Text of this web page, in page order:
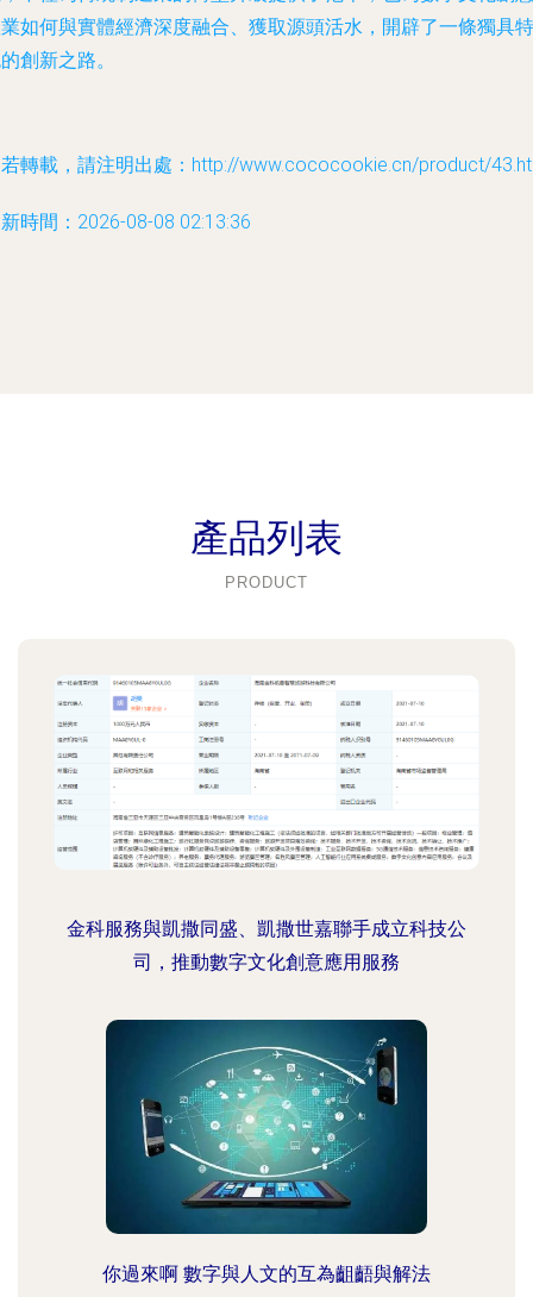
如何與實體經濟深度融合、獲取源頭活水，開辟了一條獨具特
創新之路。
轉載，請注明出處：http://www.cococookie.cn/product/
時間：2026-08-08 02:13:36
產品列表
PRODUCT
金科服務與凱撒同盛、凱撒世嘉聯手成立科技公
司，推動數字文化創意應用服務
你過來啊 數字與人文的互為齟齬與解法